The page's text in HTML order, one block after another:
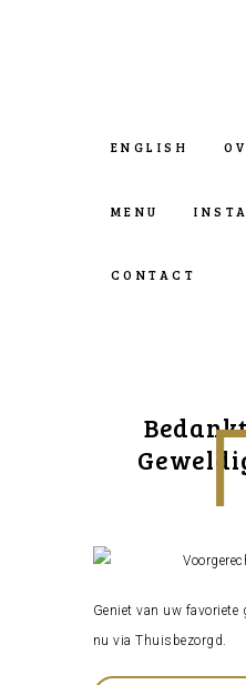
ENGLISH
MENU
CONTACT
Geniet van uw favoriete
nu viaThuisbezorgd